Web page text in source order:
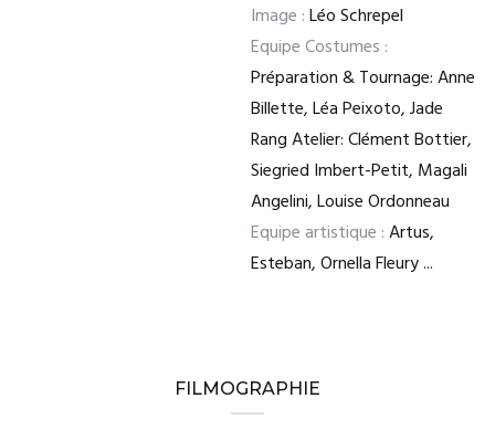
Image :Léo Schrepel
Equipe Costumes :
Préparation & Tournage: Anne
Billette, Léa Peixoto, Jade
Rang Atelier: Clément Bottier,
Siegried Imbert-Petit, Magali
Angelini, Louise Ordonneau
Equipe artistique :Artus,
Esteban, Ornella Fleury ...
FILMOGRAPHIE